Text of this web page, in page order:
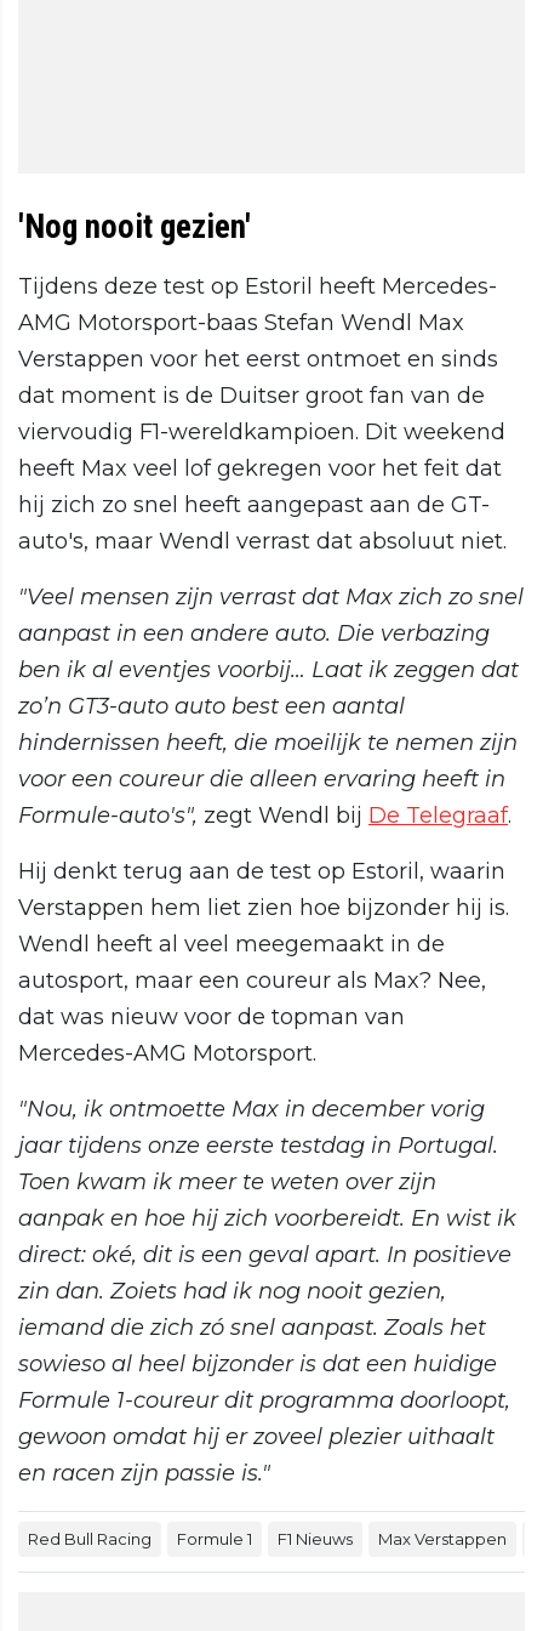
'Nog nooit gezien'
Tijdens deze test op Estoril heeft Mercedes-
AMG Motorsport-baas Stefan Wendl Max
Verstappen voor het eerst ontmoet en sinds
dat moment is de Duitser groot fan van de
viervoudig F1-wereldkampioen. Dit weekend
heeft Max veel lof gekregen voor het feit dat
hij zich zo snel heeft aangepast aan de GT-
auto's, maar Wendl verrast dat absoluut niet.
"Veel mensen zijn verrast dat Max zich zo snel
aanpast in een andere auto. Die verbazing
ben ik al eventjes voorbij… Laat ik zeggen dat
zo’n GT3-auto auto best een aantal
hindernissen heeft, die moeilijk te nemen zijn
voor een coureur die alleen ervaring heeft in
Formule-auto's", zegt Wendl bij De Telegraaf.
Hij denkt terug aan de test op Estoril, waarin
Verstappen hem liet zien hoe bijzonder hij is.
Wendl heeft al veel meegemaakt in de
autosport, maar een coureur als Max? Nee,
dat was nieuw voor de topman van
Mercedes-AMG Motorsport.
"Nou, ik ontmoette Max in december vorig
jaar tijdens onze eerste testdag in Portugal.
Toen kwam ik meer te weten over zijn
aanpak en hoe hij zich voorbereidt. En wist ik
direct: oké, dit is een geval apart. In positieve
zin dan. Zoiets had ik nog nooit gezien,
iemand die zich zó snel aanpast. Zoals het
sowieso al heel bijzonder is dat een huidige
Formule 1-coureur dit programma doorloopt,
gewoon omdat hij er zoveel plezier uithaalt
en racen zijn passie is."
Red Bull Racing Formule 1 F1 Nieuws Max Verstappen